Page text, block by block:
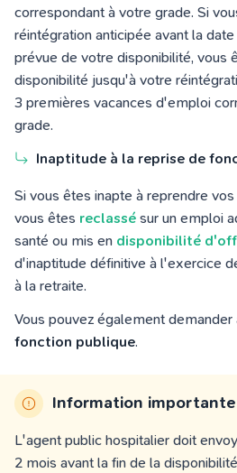
correspondant à votre grade. Si
réintégration anticipée avant la
prévue de votre disponibilité, vous
disponibilité jusqu'à votre
3 premières vacances d'emploi
grade.
Inaptitude à la reprise de
Si vous êtes inapte à reprendre
vous êtes reclassé sur un emploi
santé ou mis en disponibilité
d'inaptitude définitive à l'exercice
à la retraite.
Vous pouvez également demander
fonction publique.
Information importante
L'agent public hospitalier doit
2 mois avant la fin de la